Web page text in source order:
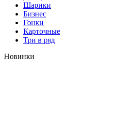
Шарики
Бизнес
Гонки
Карточные
Три в ряд
Новинки